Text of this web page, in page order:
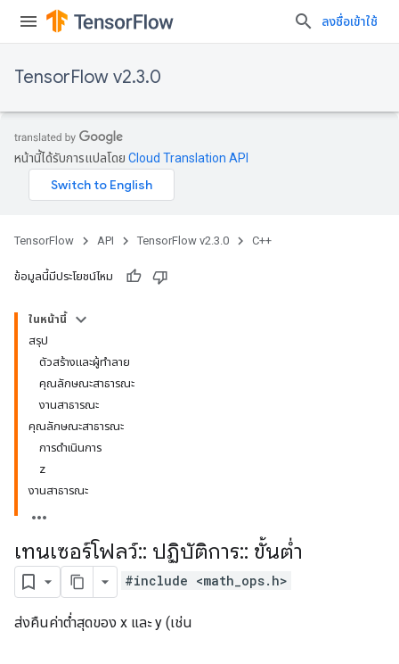
ลงชื่อเข้าใช้
TensorFlow v2.3.0
หน้านี้ได้รับการแปลโดย Cloud Translation API
TensorFlow API TensorFlow v2.3.0 C++
ข้อมูลนี้มีประโยชน์ไหม
ในหน้านี้
สรุป
ตัวสร้างและผู้ทำลาย
คุณลักษณะสาธารณะ
งานสาธารณะ
คุณลักษณะสาธารณะ
การดำเนินการ
z
งานสาธารณะ
เทนเซอร์โฟลว์:: ปฏิบัติการ:: ขั้นต่ำ
#include <math_ops.h>
ส่งคืนค่าต่ำสุดของ x และ y (เช่น